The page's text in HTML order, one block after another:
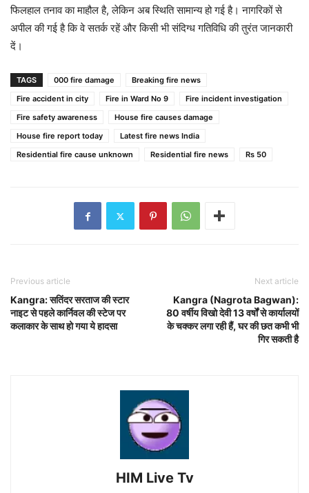
फिलहाल तनाव का माहौल है, लेकिन अब स्थिति सामान्य हो गई है। नागरिकों से
अपील की गई है कि वे सतर्क रहें और किसी भी संदिग्ध गतिविधि की तुरंत जानकारी
दें।
TAGS 000 fire damage
Breaking fire news
Fire accident in city
Fire in Ward No 9
Fire incident investigation
Fire safety awareness
House fire causes damage
House fire report today
Latest fire news India
Residential fire cause unknown
Residential fire news Rs 50
Previous article
Kangra: सतिंदर सरताज की स्टार
नाइट से पहले कार्निवल की स्टेज पर
कलाकार के साथ हो गया ये हादसा
Next article
Kangra (Nagrota Bagwan):
80 वर्षीय विखो देवी 13 वर्षों से कार्यालयों
के चक्कर लगा रही हैं, घर की छत कभी भी
गिर सकती है
HIM Live Tv